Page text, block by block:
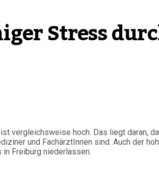
Stress
vergleichsweise hoch. Das liegt daran,
und FachärztInnen sind. Auch der
Freiburg niederlassen.